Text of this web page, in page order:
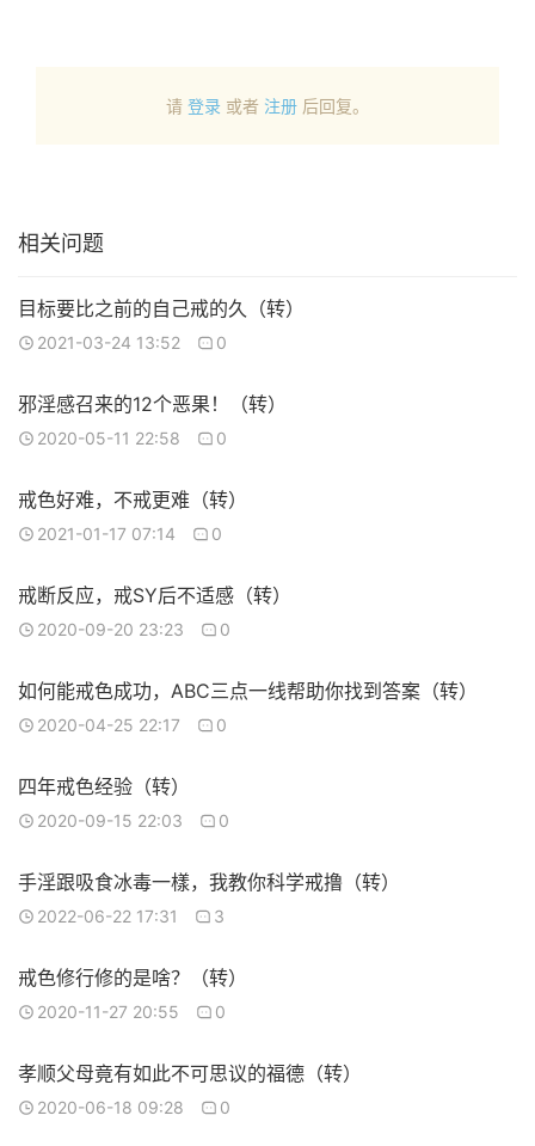
请 登录 或者 注册 后回复。
相关问题
目标要比之前的自己戒的久（转）
2021-03-24 13:52 0
邪淫感召来的12个恶果！（转）
2020-05-11 22:58 0
戒色好难，不戒更难（转）
2021-01-17 07:14 0
戒断反应，戒SY后不适感（转）
2020-09-20 23:23 0
如何能戒色成功，ABC三点一线帮助你找到答案（转）
2020-04-25 22:17 0
四年戒色经验（转）
2020-09-15 22:03 0
手淫跟吸食冰毒一樣，我教你科学戒撸（转）
2022-06-22 17:31 3
戒色修行修的是啥？（转）
2020-11-27 20:55 0
孝顺父母竟有如此不可思议的福德（转）
2020-06-18 09:28 0